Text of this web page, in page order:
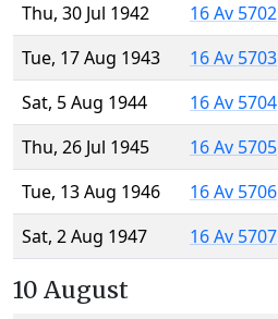
Thu, 30 Jul 1942
16 Av 5702
Tue, 17 Aug 1943
16 Av 5703
Sat, 5 Aug 1944
16 Av 5704
Thu, 26 Jul 1945
16 Av 5705
Tue, 13 Aug 1946
16 Av 5706
Sat, 2 Aug 1947
16 Av 5707
10 August